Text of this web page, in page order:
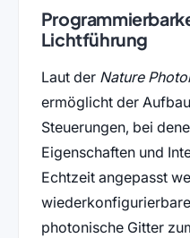
Lichtführung
Laut der Nature
ermöglicht der
Steuerungen, bei
Eigenschaften und
Echtzeit angepasst
photonische Gitter